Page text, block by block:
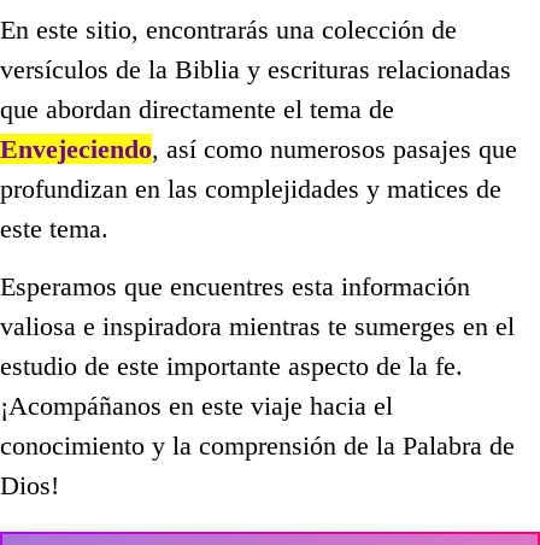
En este sitio, encontrarás una colección de
versículos de la Biblia y escrituras relacionadas
que abordan directamente el tema de
Envejeciendo, así como numerosos pasajes que
profundizan en las complejidades y matices de
este tema.
Esperamos que encuentres esta información
valiosa e inspiradora mientras te sumerges en el
estudio de este importante aspecto de la fe.
¡Acompáñanos en este viaje hacia el
conocimiento y la comprensión de la Palabra de
Dios!